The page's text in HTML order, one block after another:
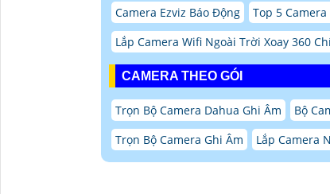
Camera Ezviz Báo Động
Top 5
Lắp Camera Wifi Ngoài Trời Xoay 360
CAMERA THEO GÓI
Trọn Bộ Camera Dahua Ghi Âm Bộ
Trọn Bộ Camera Ghi Âm
Lắp Camera